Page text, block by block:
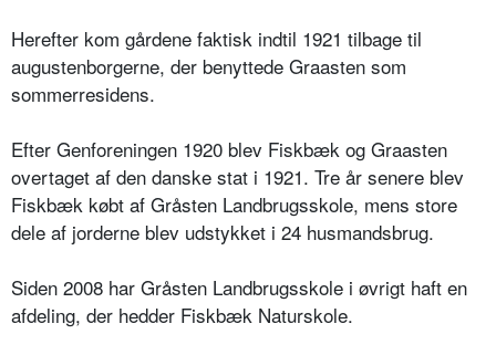
Herefter kom gårdene faktisk indtil 1921 tilbage til
augustenborgerne, der benyttede Graasten som
sommerresidens.
Efter Genforeningen 1920 blev Fiskbæk og Graasten
overtaget af den danske stat i 1921. Tre år senere blev
Fiskbæk købt af Gråsten Landbrugsskole, mens store
dele af jorderne blev udstykket i 24 husmandsbrug.
Siden 2008 har Gråsten Landbrugsskole i øvrigt haft en
afdeling, der hedder Fiskbæk Naturskole.